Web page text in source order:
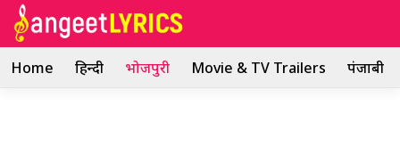
Skip
Home हिन्दी भोजपुरी Movie & TV Trailers पंजाबी